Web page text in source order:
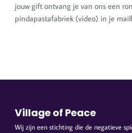
jouw gift ontvang je van ons een
pindapastafabriek (video) in je
Village of Peace
Wij zijn een stichting die de negatieve